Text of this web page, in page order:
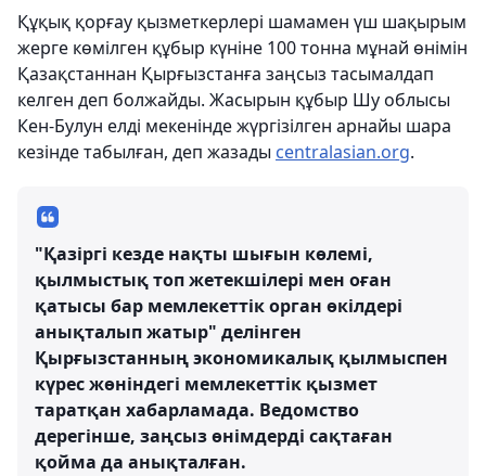
Құқық қорғау қызметкерлері шамамен үш шақырым
жерге көмілген құбыр күніне 100 тонна мұнай өнімін
Қазақстаннан Қырғызстанға заңсыз тасымалдап
келген деп болжайды. Жасырын құбыр Шу облысы
Кен-Булун елді мекенінде жүргізілген арнайы шара
кезінде табылған, деп жазады centralasian.org.
"Қазіргі кезде нақты шығын көлемі,
қылмыстық топ жетекшілері мен оған
қатысы бар мемлекеттік орган өкілдері
анықталып жатыр" делінген
Қырғызстанның экономикалық қылмыспен
күрес жөніндегі мемлекеттік қызмет
таратқан хабарламада. Ведомство
дерегінше, заңсыз өнімдерді сақтаған
қойма да анықталған.